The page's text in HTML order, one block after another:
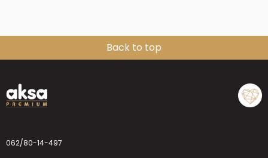
Back to top
062/80-14-497